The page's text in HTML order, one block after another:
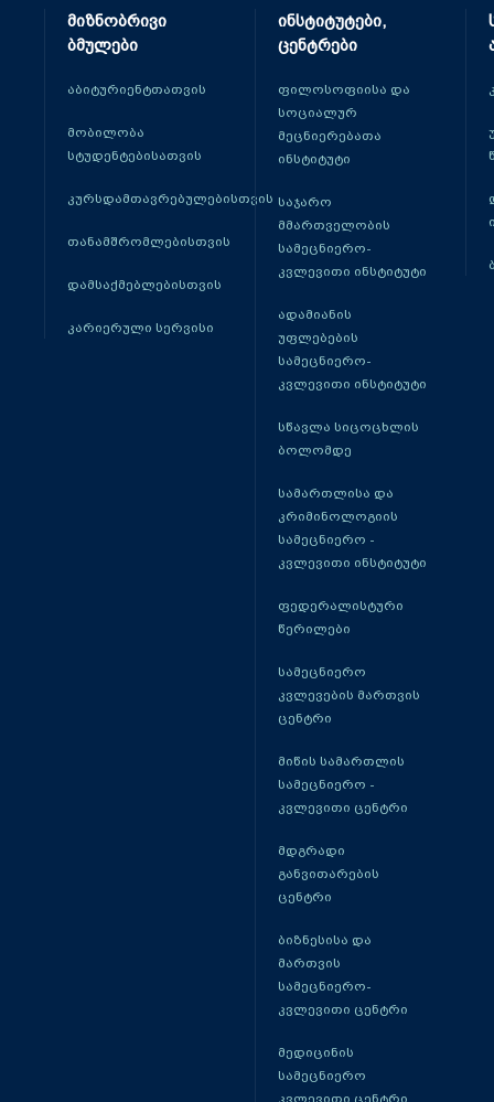
მიზნობრივი
ბმულები
აბიტურიენტთათვის
მობილობა
სტუდენტებისათვის
კურსდამთავრებულებისთვის
თანამშრომლებისთვის
დამსაქმებლებისთვის
კარიერული სერვისი
ინსტიტუტები,
ცენტრები
ფილოსოფიისა და
სოციალურ
მეცნიერებათა
ინსტიტუტი
საჯარო
მმართველობის
სამეცნიერო-
კვლევითი ინსტიტუტი
ადამიანის
უფლებების
სამეცნიერო-
კვლევითი ინსტიტუტი
სწავლა სიცოცხლის
ბოლომდე
სამართლისა და
კრიმინოლოგიის
სამეცნიერო -
კვლევითი ინსტიტუტი
ფედერალისტური
წერილები
სამეცნიერო
კვლევების მართვის
ცენტრი
მიწის სამართლის
სამეცნიერო -
კვლევითი ცენტრი
მდგრადი
განვითარების
ცენტრი
ბიზნესისა და
მართვის
სამეცნიერო-
კვლევითი ცენტრი
მედიცინის
სამეცნიერო
კვლევითი ცენტრი